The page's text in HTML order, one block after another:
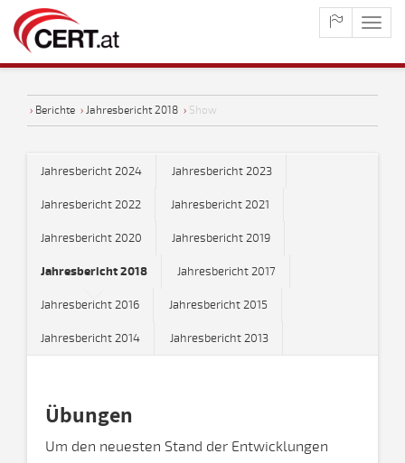
› Berichte › Jahresbericht 2018 › Show
Jahresbericht 2024 Jahresbericht 2023
Jahresbericht 2022 Jahresbericht 2021
Jahresbericht 2020 Jahresbericht 2019
Jahresbericht 2018 Jahresbericht 2017
Jahresbericht 2016 Jahresbericht 2015
Jahresbericht 2014 Jahresbericht 2013
Übungen
Um den neuesten Stand der Entwicklungen